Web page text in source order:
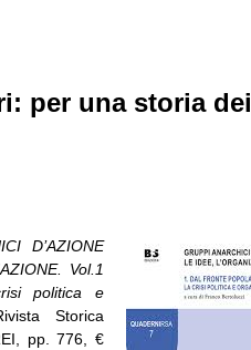
per una storia dei
D’AZIONE
Vol.1
politica e
Storica
pp. 776, €